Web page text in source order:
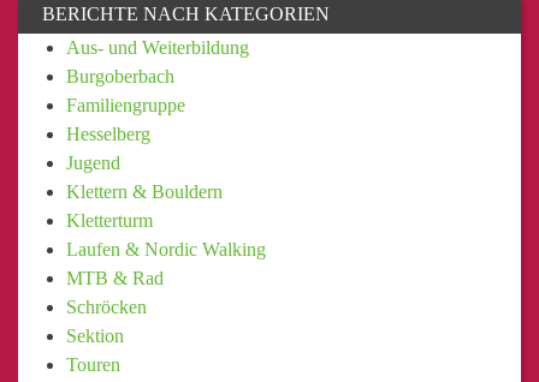
BERICHTE NACH KATEGORIEN
Aus- und Weiterbildung
Burgoberbach
Familiengruppe
Hesselberg
Jugend
Klettern & Bouldern
Kletterturm
Laufen & Nordic Walking
MTB & Rad
Schröcken
Sektion
Touren